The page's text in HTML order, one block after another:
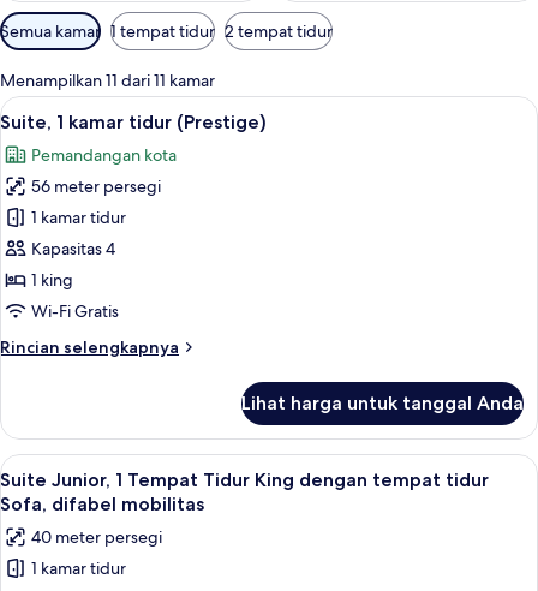
Filter
tersedia
untuk
kamar
Semua kamar 1 tempat tidur 2 tempat tidur
Menampilkan 11 dari 11 kamar
Lihat
semua
foto
untuk
Suite,
1
kamar
tidur
Suite, 1 kamar tidur (Prestige) |
9
Suite, 1 kamar tidur (Prestige)
Pemandangan kota
56 meter persegi
1 kamar tidur
Kapasitas 4
1 king
Wi-Fi Gratis
Rincian selengkapnya
Rincian
Suite,
kamar
tidur
(Prestige)
Lihat harga untuk tanggal Anda
Lihat
semua
foto
untuk
Suite
Suite Junior, 1 Tempat Tidur King
10
Suite Junior, 1 Tempat Tidur King dengan tempat tidur
Sofa, difabel mobilitas
40 meter persegi
1 kamar tidur